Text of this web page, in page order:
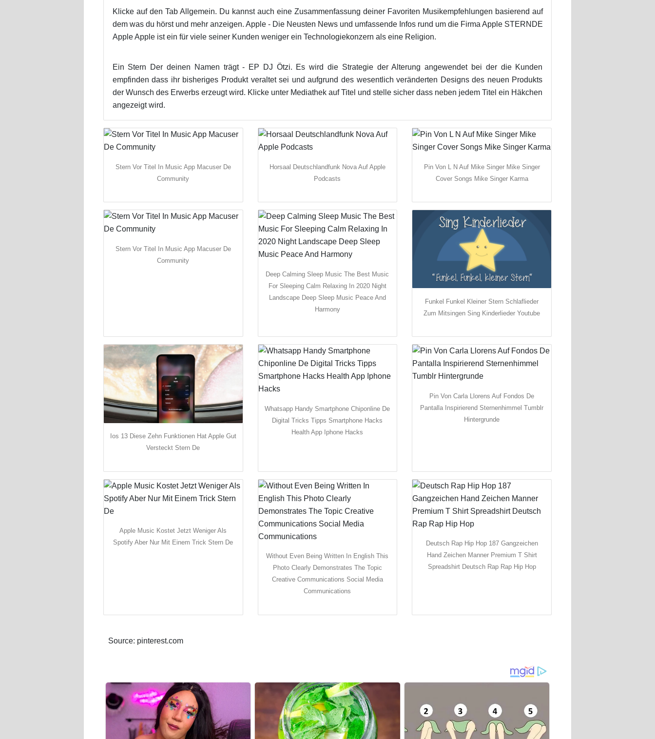
Klicke auf den Tab Allgemein. Du kannst auch eine Zusammenfassung deiner Favoriten Musikempfehlungen basierend auf
dem was du hörst und mehr anzeigen. Apple - Die Neusten News und umfassende Infos rund um die Firma Apple STERNDE
Apple Apple ist ein für viele seiner Kunden weniger ein Technologiekonzern als eine Religion.
Ein Stern Der deinen Namen trägt - EP DJ Ötzi. Es wird die Strategie der Alterung angewendet bei der die Kunden
empfinden dass ihr bisheriges Produkt veraltet sei und aufgrund des wesentlich veränderten Designs des neuen Produkts
der Wunsch des Erwerbs erzeugt wird. Klicke unter Mediathek auf Titel und stelle sicher dass neben jedem Titel ein Häkchen
angezeigt wird.
Stern Vor Titel In Music App Macuser De
Community
Horsaal Deutschlandfunk Nova Auf Apple
Podcasts
Pin Von L N Auf Mike Singer Mike Singer
Cover Songs Mike Singer Karma
Stern Vor Titel In Music App Macuser De
Community
Deep Calming Sleep Music The Best Music
For Sleeping Calm Relaxing In 2020 Night
Landscape Deep Sleep Music Peace And
Harmony
Funkel Funkel Kleiner Stern Schlaflieder
Zum Mitsingen Sing Kinderlieder Youtube
Ios 13 Diese Zehn Funktionen Hat Apple Gut
Versteckt Stern De
Whatsapp Handy Smartphone Chiponline De
Digital Tricks Tipps Smartphone Hacks
Health App Iphone Hacks
Pin Von Carla Llorens Auf Fondos De
Pantalla Inspirierend Sternenhimmel Tumblr
Hintergrunde
Apple Music Kostet Jetzt Weniger Als
Spotify Aber Nur Mit Einem Trick Stern De
Without Even Being Written In English This
Photo Clearly Demonstrates The Topic
Creative Communications Social Media
Communications
Deutsch Rap Hip Hop 187 Gangzeichen
Hand Zeichen Manner Premium T Shirt
Spreadshirt Deutsch Rap Rap Hip Hop
Source: pinterest.com